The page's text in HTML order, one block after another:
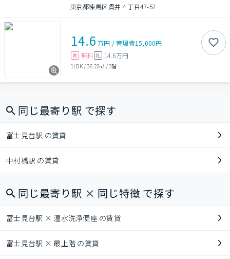
東京都練馬区貫井４丁目47-57
14.6 万円 /管理費15,000円
敷 無料 礼 14.6万円
1LDK/36.22㎡ /3階
同じ最寄り駅 で探す
富士見台駅 の賃貸
中村橋駅 の賃貸
同じ最寄り駅 × 同じ特徴 で探す
富士見台駅 × 温水洗浄便座 の賃貸
富士見台駅 × 最上階 の賃貸